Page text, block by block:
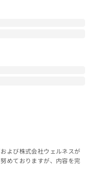
よび株式会社ウェルネスが
めておりますが、内容を完